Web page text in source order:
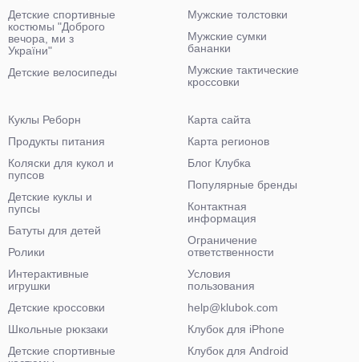
Детские спортивные
костюмы "Доброго
вечора, ми з
України"
Детские велосипеды
Мужские толстовки
Мужские сумки
бананки
Мужские тактические
кроссовки
Куклы Реборн
Продукты питания
Коляски для кукол и
пупсов
Детские куклы и
пупсы
Батуты для детей
Ролики
Интерактивные
игрушки
Детские кроссовки
Школьные рюкзаки
Детские спортивные
Карта сайта
Карта регионов
Блог Клубка
Популярные бренды
Контактная
информация
Ограничение
ответственности
Условия
пользования
help@klubok.com
Клубок для iPhone
Клубок для Android